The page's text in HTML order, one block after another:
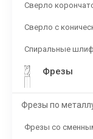
Сверло
Сверло с
Спиральные
Фрезы
Фрезы по
Фрезы со